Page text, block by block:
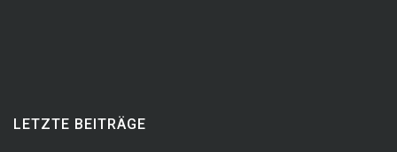
LETZTE BEITRÄGE